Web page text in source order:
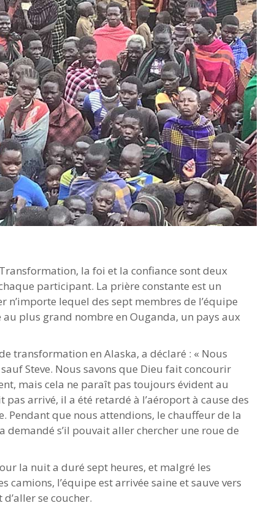
la foi et la confiance sont deux
participant. La prière constante est un
lequel des sept membres de l’équipe
plus grand nombre en Ouganda, un pays aux
transformation en Alaska, a déclaré : « Nous
Steve. Nous savons que Dieu fait concourir
mais cela ne paraît pas toujours évident au
pas arrivé, il a été retardé à l’aéroport à cause des
Pendant que nous attendions, le chauffeur de la
demandé s’il pouvait aller chercher une roue de
la nuit a duré sept heures, et malgré les
l’équipe est arrivée saine et sauve vers
se coucher.